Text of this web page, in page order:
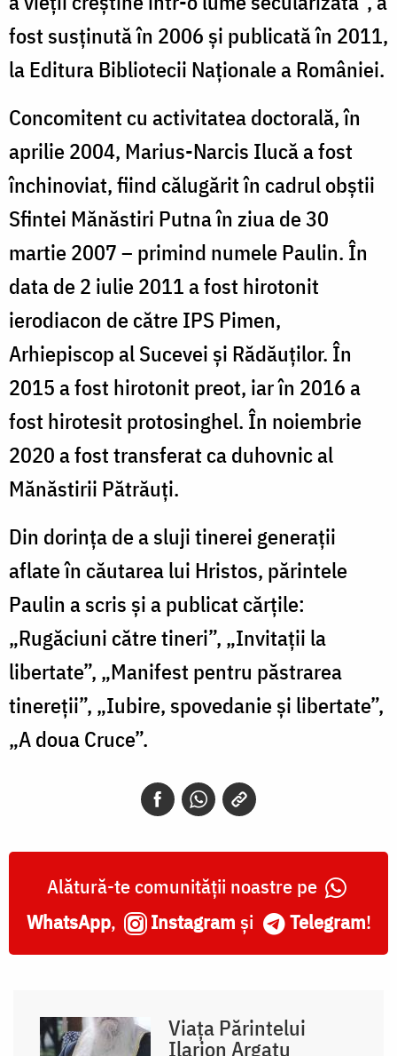
fost susținută în 2006 și publicată în 2011,
la Editura Bibliotecii Naţionale a României.
Concomitent cu activitatea doctorală, în
aprilie 2004, Marius-Narcis Ilucă a fost
închinoviat, fiind călugărit în cadrul obştii
Sfintei Mănăstiri Putna în ziua de 30
martie 2007 – primind numele Paulin. În
data de 2 iulie 2011 a fost hirotonit
ierodiacon de către IPS Pimen,
Arhiepiscop al Sucevei şi Rădăuţilor. În
2015 a fost hirotonit preot, iar în 2016 a
fost hirotesit protosinghel. În noiembrie
2020 a fost transferat ca duhovnic al
Mănăstirii Pătrăuți.
Din dorința de a sluji tinerei generații
aflate în căutarea lui Hristos, părintele
Paulin a scris și a publicat cărțile:
„Rugăciuni către tineri”, „Invitații la
libertate”, „Manifest pentru păstrarea
tinereții”, „Iubire, spovedanie și libertate”,
„A doua Cruce”.
Alătură-te comunității noastre pe
WhatsApp, Instagram și Telegram!
Viața Părintelui
Ilarion Argatu